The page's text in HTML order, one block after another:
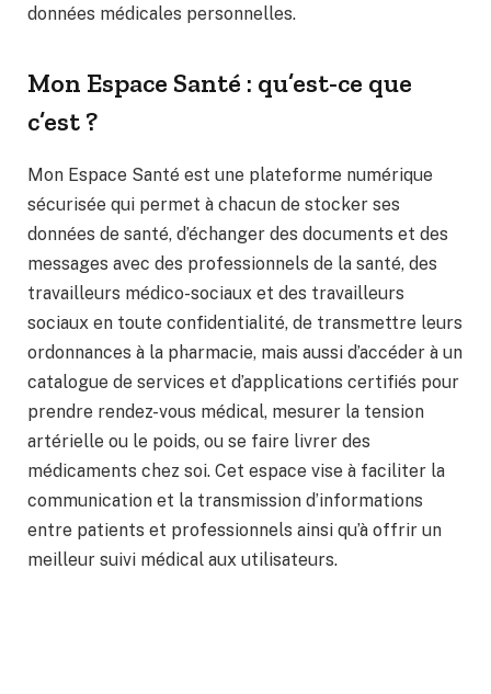
données médicales personnelles.
Mon Espace Santé : qu’est-ce que
c’est ?
Mon Espace Santé est une plateforme numérique
sécurisée qui permet à chacun de stocker ses
données de santé, d’échanger des documents et des
messages avec des professionnels de la santé, des
travailleurs médico-sociaux et des travailleurs
sociaux en toute confidentialité, de transmettre leurs
ordonnances à la pharmacie, mais aussi d’accéder à un
catalogue de services et d’applications certifiés pour
prendre rendez-vous médical, mesurer la tension
artérielle ou le poids, ou se faire livrer des
médicaments chez soi. Cet espace vise à faciliter la
communication et la transmission d’informations
entre patients et professionnels ainsi qu’à offrir un
meilleur suivi médical aux utilisateurs.